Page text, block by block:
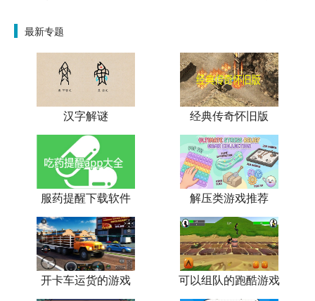
最新专题
汉字解谜 经典传奇怀旧版
服药提醒下载软件 解压类游戏推荐
开卡车运货的游戏 可以组队的跑酷游戏